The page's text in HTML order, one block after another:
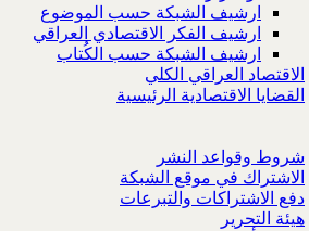
ارشيف الشبكة حسب الموضوع
ارشيف الفكر الاقتصادي العراقي
ارشيف الشبكة حسب الكُتاب
الاقتصاد العراقي الكلي
القضايا الاقتصادية الرئيسية
شروط وقواعد النشر
الاشتراك في موقع الشبكة
دفع الاشتراكات والتبرعات
هيئة التحرير